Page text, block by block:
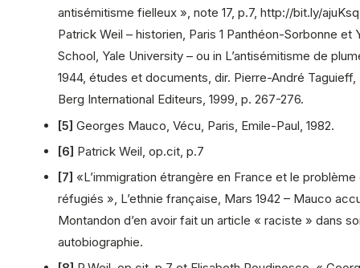
antisémitisme fielleux », note 17, p.7, http://bit.ly/
Patrick Weil – historien, Paris 1 Panthéon-Sorbonne et
School, Yale University – ou in L’antisémitisme de
1944, études et documents, dir. Pierre-André Taguieff,
Berg International Editeurs, 1999, p. 267-276.
[5] Georges Mauco, Vécu, Paris, Emile-Paul, 1982.
[6] Patrick Weil, op.cit, p.7
[7] «L’immigration étrangère en France et le problème
réfugiés », L’ethnie française, Mars 1942 – Mauco
Montandon d’en avoir fait un article « raciste » dans
autobiographie.